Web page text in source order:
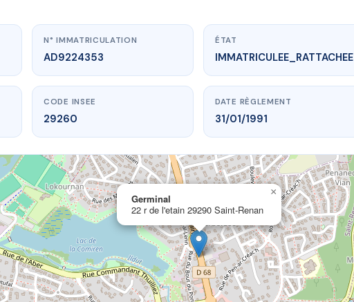
www.vme.plus/AD9224353
Germinal
22 r de l'etain
29290 Saint-Renan
N° IMMATRICULATION
AD9224353
ÉTAT
IMMATRICULEE_RATTACHEE
CODE INSEE
29260
DATE RÈGLEMENT
31/01/1991
Germinal
22 r de l'etain 29290 Saint-Renan
×